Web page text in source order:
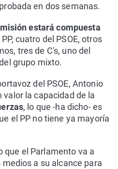
en dos semanas.
estará compuesta
cuatro del PSOE, otros
tres de C's, uno del
grupo mixto.
del PSOE, Antonio
valor la capacidad de la
, lo que -ha dicho- es
el PP no tiene ya mayoría
que el Parlamento va a
a su alcance para